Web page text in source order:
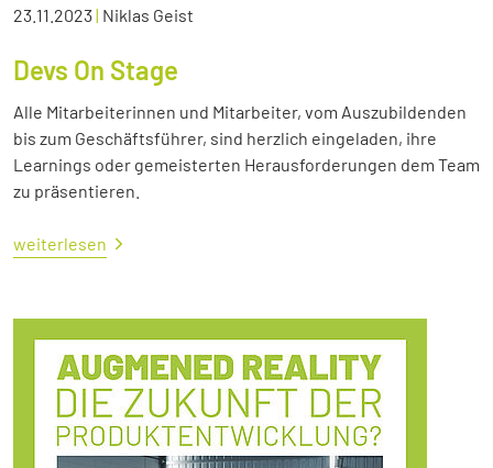
23.11.2023| Niklas Geist
Devs On Stage
Alle Mitarbeiterinnen und Mitarbeiter, vom Auszubildenden
bis zum Geschäftsführer, sind herzlich eingeladen, ihre
Learnings oder gemeisterten Herausforderungen dem Team
zu präsentieren.
weiterlesen